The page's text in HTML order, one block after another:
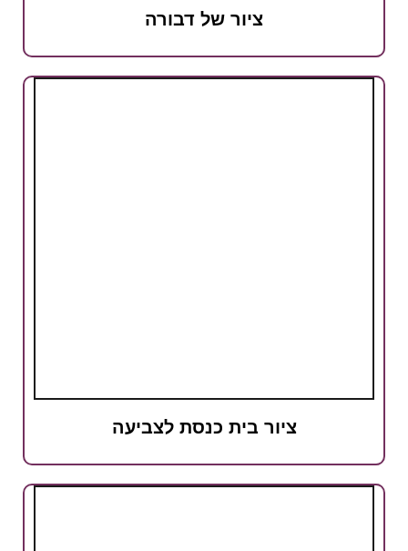
ציור של דבורה
ציור בית כנסת לצביעה